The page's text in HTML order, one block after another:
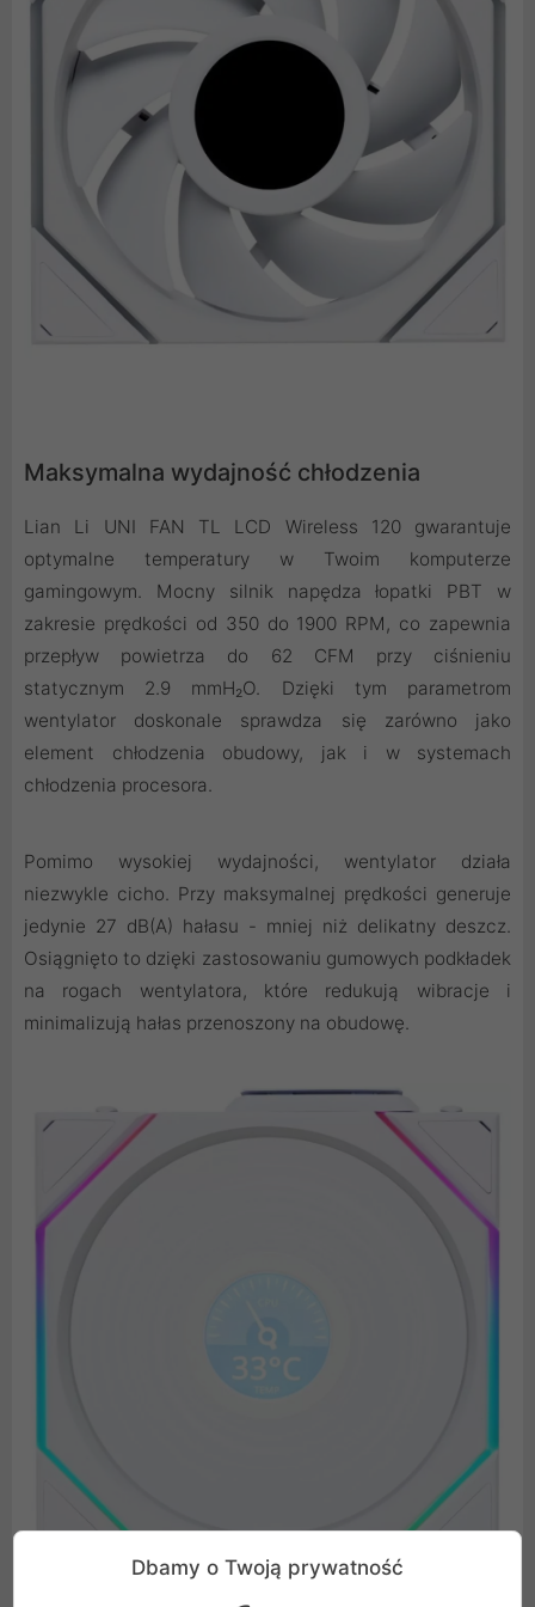
Maksymalna wydajność chłodzenia
Lian Li UNI FAN TL LCD Wireless 120 gwarantuje
optymalne temperatury w Twoim komputerze
gamingowym. Mocny silnik napędza łopatki PBT w
zakresie prędkości od 350 do 1900 RPM, co zapewnia
przepływ powietrza do 62 CFM przy ciśnieniu
statycznym 2.9 mmH₂O. Dzięki tym parametrom
wentylator doskonale sprawdza się zarówno jako
element chłodzenia obudowy, jak i w systemach
chłodzenia procesora.
Pomimo wysokiej wydajności, wentylator działa
niezwykle cicho. Przy maksymalnej prędkości generuje
jedynie 27 dB(A) hałasu - mniej niż delikatny deszcz.
Osiągnięto to dzięki zastosowaniu gumowych podkładek
na rogach wentylatora, które redukują wibracje i
minimalizują hałas przenoszony na obudowę.
Dbamy o Twoją prywatność